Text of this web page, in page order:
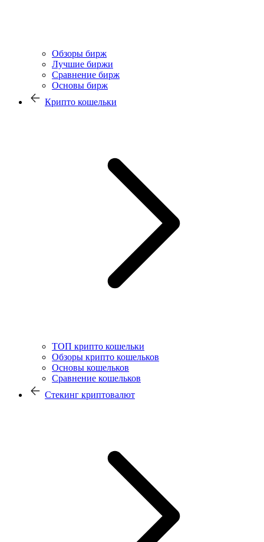
Обзоры бирж
Лучшие биржи
Сравнение бирж
Основы бирж
Крипто кошельки
ТОП крипто кошельки
Обзоры крипто кошельков
Основы кошельков
Сравнение кошельков
Стекинг криптовалют